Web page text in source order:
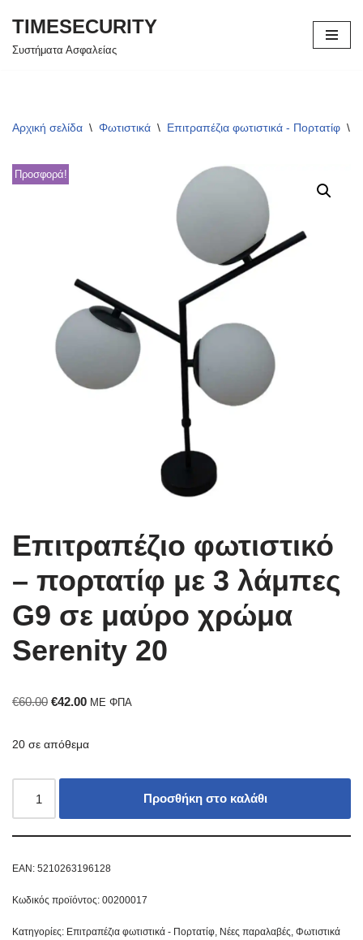
Μεταπηδήστε
TIMESECURITY
Συστήματα Ασφαλείας
Αρχική σελίδα \ Φωτιστικά \ Επιτραπέζια φωτιστικά - Πορτατίφ \
Προσφορά!
Επιτραπέζιο φωτιστικό
– πορτατίφ με 3 λάμπες
G9 σε μαύρο χρώμα
Serenity 20
€60.00 €42.00 ΜΕ ΦΠΑ
20 σε απόθεμα
Προσθήκη στο καλάθι
EAN: 5210263196128
Κωδικός προϊόντος: 00200017
Κατηγορίες: Επιτραπέζια φωτιστικά - Πορτατίφ, Νέες παραλαβές, Φωτιστικά